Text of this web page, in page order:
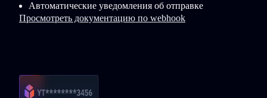
Автоматические уведомления об отправке
Просмотреть документацию по webhook